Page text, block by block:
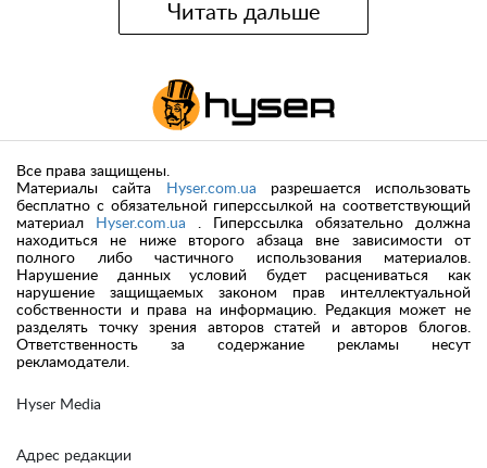
Читать дальше
Hyser Media
Адрес редакции
Все права защищены.
Материалы сайта
Hyser.com.ua разрешается использовать
бесплатно с обязательной гиперссылкой на соответствующий
материал
Hyser.com.ua . Гиперссылка обязательно должна
находиться не ниже второго абзаца вне зависимости от
полного либо частичного использования материалов.
Нарушение данных условий будет расцениваться как
нарушение защищаемых законом прав интеллектуальной
собственности и права на информацию. Редакция может не
разделять точку зрения авторов статей и авторов блогов.
Ответственность за содержание рекламы несут
рекламодатели.